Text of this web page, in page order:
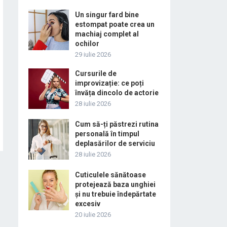
Un singur fard bine
estompat poate crea un
machiaj complet al
ochilor
29 iulie 2026
Cursurile de
improvizație: ce poți
învăța dincolo de actorie
28 iulie 2026
Cum să-ți păstrezi rutina
personală în timpul
deplasărilor de serviciu
28 iulie 2026
Cuticulele sănătoase
protejează baza unghiei
și nu trebuie îndepărtate
excesiv
20 iulie 2026